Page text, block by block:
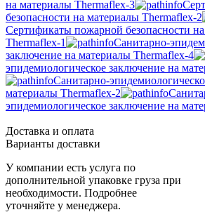
на материалы Thermaflex-3
безопасности на материалы Thermaflex-2
Сертификаты пожарной безопасности
Thermaflex-1
Санитарно-
заключение на материалы Thermaflex-4
эпидемиологическое заключение на
Санитарно-
материалы Thermaflex-2
эпидемиологическое заключение на
Доставка и оплата
Варианты доставки
У компании есть услуга по
дополнительной упаковке груза при
необходимости. Подробнее
уточняйте у менеджера.